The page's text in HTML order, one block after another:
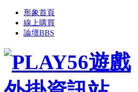
形象首頁
線上購買
論壇BBS